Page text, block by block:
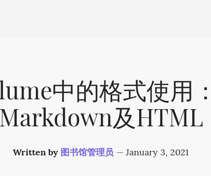
中的格式使用
Markdown及HTML
Written by 图书馆管理员 — January 3, 2021